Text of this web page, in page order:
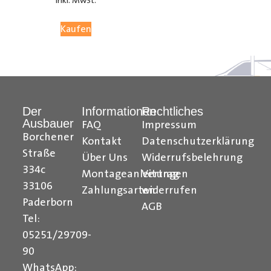
auch auf unseremYouTube Kanaleinfach und
Ihr Team von Der Ausbauer
Formularbeginn
Kaufen
Der
Ausbauer
Borchener
Straße
334c
33106
Paderborn
Tel:
05251/29709-
90
WhatsApp:
Informationen
FAQ
Kontakt
Über Uns
Montageanleitungen
Zahlungsarten
Rechtliches
Impressum
Datenschutzerklärung
Widerrufsbelehrung
Vertrag
widerrufen
AGB